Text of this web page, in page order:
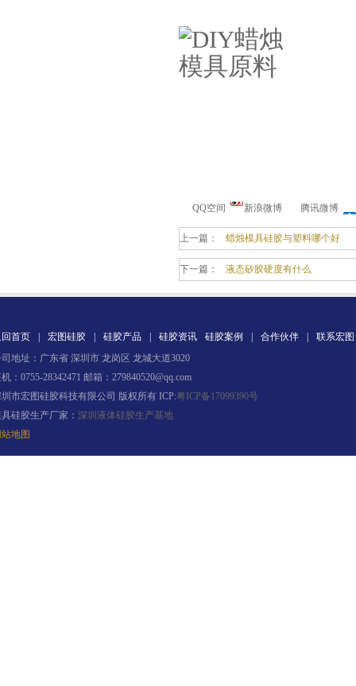
QQ空间 新浪微博 腾讯微博
上一篇： 蜡烛模具硅胶与塑料哪个好
下一篇： 液态矽胶硬度有什么
首页 宏图硅胶 硅胶产品 硅胶资讯 硅胶案例 合作伙伴
联系宏图
地址：广东省 深圳市 龙岗区 龙城大道3020
：0755-28342471 邮箱：279840520@qq.com
市宏图硅胶科技有限公司 版权所有 ICP:粤ICP备17099390号
硅胶生产厂家： 深圳液体硅胶生产基地
地图